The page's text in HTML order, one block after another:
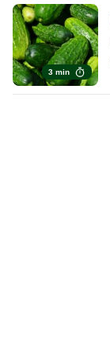
3 min